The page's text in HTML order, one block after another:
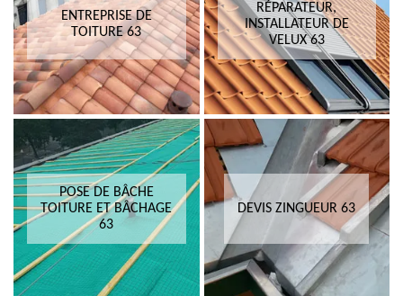
ENTREPRISE DE
TOITURE 63
RÉPARATEUR,
INSTALLATEUR DE
VELUX 63
POSE DE BÂCHE
TOITURE ET BÂCHAGE
63
DEVIS ZINGUEUR 63